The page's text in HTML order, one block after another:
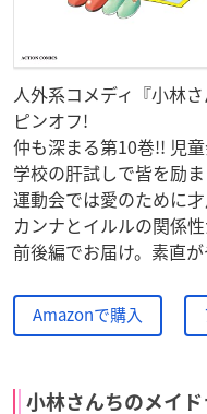
人外系コメディ『小林
ピンオフ!
仲も深まる第10巻!! 児
学校の肝試しで皆を励
運動会では愛のために
カンナとイルルの関係
前後編でお届け。素直
Amazonで購入
小林さんちのメイ